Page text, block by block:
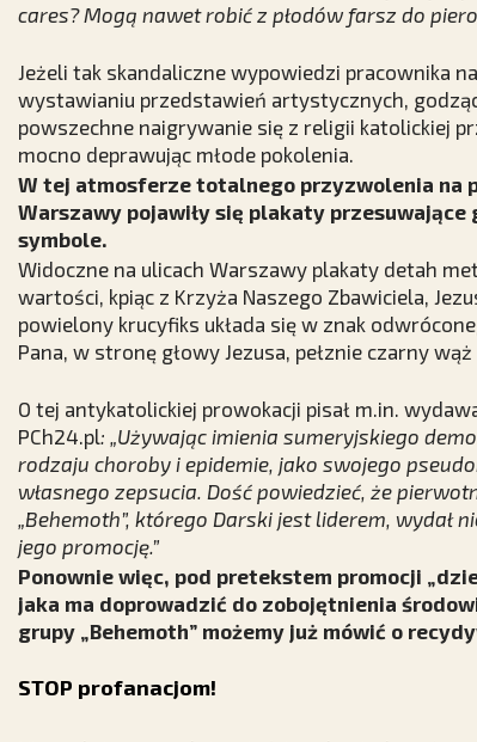
cares? Mogą nawet robić z płodów farsz do
Jeżeli tak skandaliczne wypowiedzi pracownika
wystawianiu przedstawień artystycznych,
powszechne naigrywanie się z religii katolickiej
mocno deprawując młode pokolenia.
W tej atmosferze totalnego przyzwolenia na
Warszawy pojawiły się plakaty
symbole.
Widoczne na ulicach Warszawy plakaty detah
wartości, kpiąc z Krzyża Naszego Zbawiciela,
powielony krucyfiks układa się w znak
Pana, w stronę głowy Jezusa, pełznie czarny
O tej antykatolickiej prowokacji pisał m.in.
PCh24.pl: „Używając imienia sumeryjskiego
rodzaju choroby i epidemie, jako swojego
własnego zepsucia. Dość powiedzieć, że
„Behemoth”, którego Darski jest liderem,
jego promocję.”
Ponownie więc, pod pretekstem promocji
jaka ma doprowadzić do zobojętnienia
grupy „Behemoth” możemy już mówić o
STOP profanacjom!